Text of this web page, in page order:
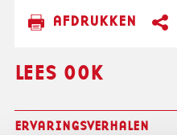
AFDRUKKEN
LEES OOK
ERVARINGSVERHALEN